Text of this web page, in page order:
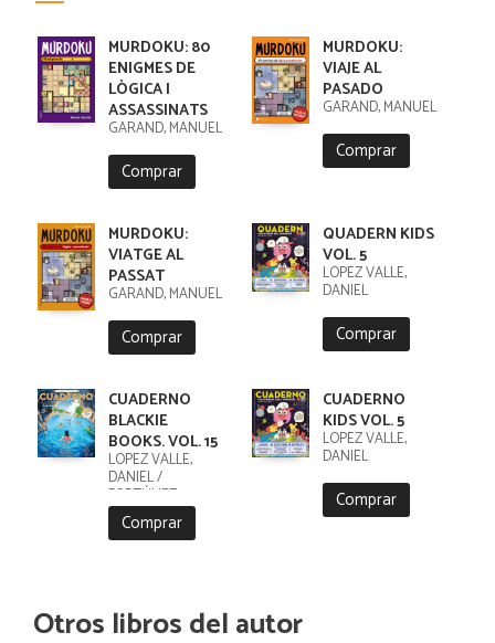
MURDOKU: 80
ENIGMES DE
LÒGICA I
ASSASSINATS
GARAND, MANUEL
Comprar
MURDOKU:
VIAJE AL
PASADO
GARAND, MANUEL
Comprar
MURDOKU:
VIATGE AL
PASSAT
GARAND, MANUEL
Comprar
QUADERN KIDS
VOL. 5
LÓPEZ VALLE,
DANIEL
Comprar
CUADERNO
BLACKIE
BOOKS. VOL. 15
LÓPEZ VALLE,
DANIEL /
FORTÚNEZ,
CRISTOBAL
Comprar
CUADERNO
KIDS VOL. 5
LÓPEZ VALLE,
DANIEL
Comprar
Otros libros del autor